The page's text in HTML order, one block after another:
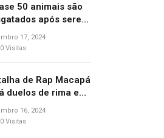
50 animais são
após serem
de incêndios
no Tocantins
17, 2024
Visitas
de Rap Macapá
duelos de rima e
de comidas
no Mercado
16, 2024
Visitas